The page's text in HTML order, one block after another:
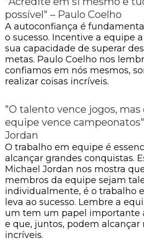
possível" – Paulo Coelho
A autoconfiança é
o sucesso. Incentive a equipe
sua capacidade de superar
metas. Paulo Coelho nos
confiamos em nós mesmos,
realizar coisas incríveis.
"O talento vence jogos,
equipe vence
Jordan
O trabalho em equipe é
alcançar grandes conquistas.
Michael Jordan nos mostra
membros da equipe sejam
individualmente, é o trabalho
leva ao sucesso. Lembre a
um tem um papel importante
e que, juntos, podem alcançar
incríveis.